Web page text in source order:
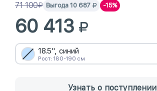
71 100 Выгода10 687 -15%
60 413
18.5", синий
Рост: 180-190 см
Узнать о поступлении